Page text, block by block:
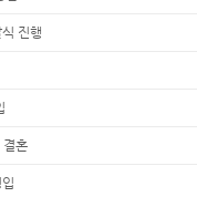
진행
결혼